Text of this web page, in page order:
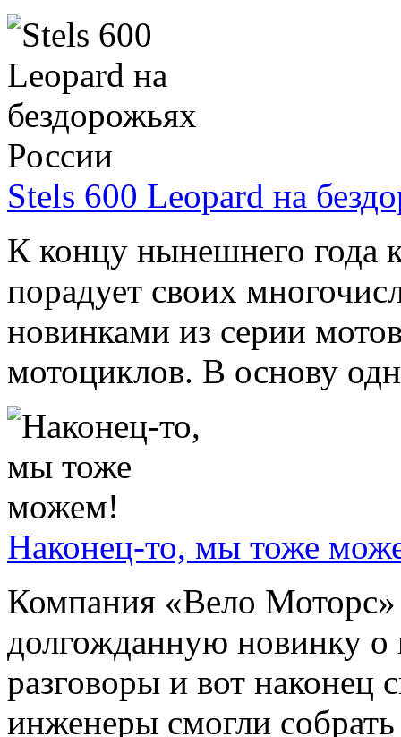
Stels 600 Leopard на
К концу нынешнего года
порадует своих
новинками из серии
мотоциклов. В основу
Наконец-то, мы тоже
Компания «Вело Моторс»
долгожданную новинку о
разговоры и вот наконец
инженеры смогли